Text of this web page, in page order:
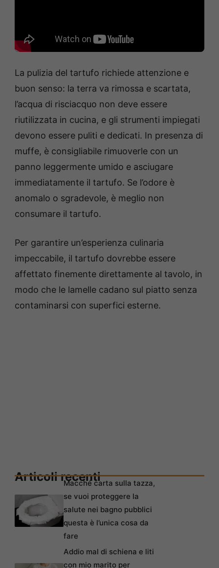
La pulizia del tartufo richiede attenzione e
buon senso: la terra va rimossa e scartata,
l’acqua di risciacquo non deve essere
riutilizzata in cucina, e gli strumenti impiegati
devono essere puliti e dedicati. In presenza di
muffe, è consigliabile rimuoverle con un
panno leggermente umido e asciugare
immediatamente il tartufo. Se l’odore è
anomalo o sgradevole, è meglio non
consumare il tartufo.
Per garantire un’esperienza culinaria
impeccabile, il tartufo dovrebbe essere
affettato finemente direttamente al tavolo, in
modo che le lamelle cadano sul piatto senza
contaminarsi con superfici esterne.
Articoli recentiMacché carta sulla tazza,
se vuoi proteggere la
salute nei bagno pubblici
questa è l’unica cosa da
fare
Addio mal di schiena e liti
con mio marito per